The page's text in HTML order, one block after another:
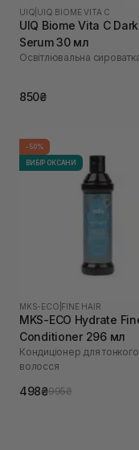
UIQ UIQ BIOME VITA C
UIQ Biome Vita C
Serum 30 мл
Освітлювальна
850₴
-50%
ВИБІР ОКСАНИ
MKS-ECO FINE HAIR
MKS-ECO Hydrate
Conditioner 296 мл
Кондиціонер для тонкого
волосся
498₴995₴